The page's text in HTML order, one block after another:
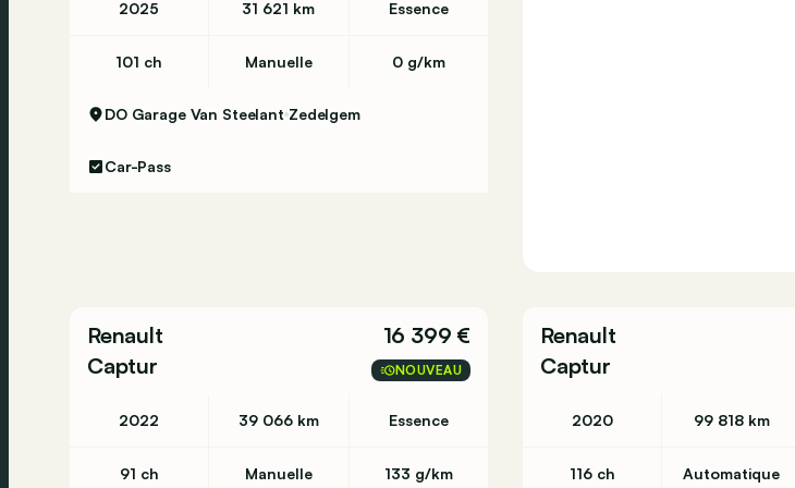
2025 31 621 km Essence
101 ch Manuelle 0 g/km
DO Garage Van Steelant Zedelgem
Car-Pass
Renault
Captur
16 399 €
NOUVEAU
2022 39 066 km Essence
91 ch Manuelle 133 g/km
Renault
Captur
2020 99 818 km
116 ch Automatique